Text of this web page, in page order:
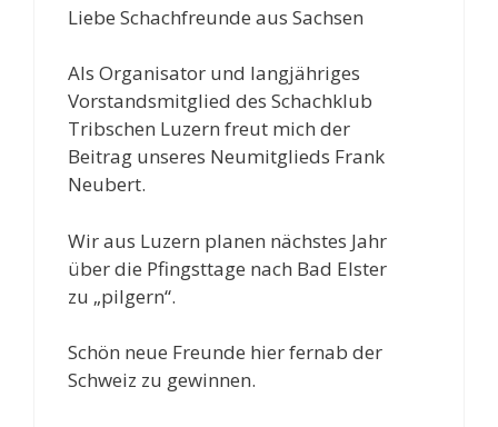
Liebe Schachfreunde aus Sachsen
Als Organisator und langjähriges
Vorstandsmitglied des Schachklub
Tribschen Luzern freut mich der
Beitrag unseres Neumitglieds Frank
Neubert.
Wir aus Luzern planen nächstes Jahr
über die Pfingsttage nach Bad Elster
zu „pilgern“.
Schön neue Freunde hier fernab der
Schweiz zu gewinnen.